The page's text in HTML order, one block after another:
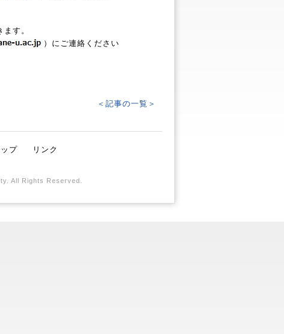
す。
）にご連絡ください
＜記事の一覧＞
プ リンク
All Rights Reserved.